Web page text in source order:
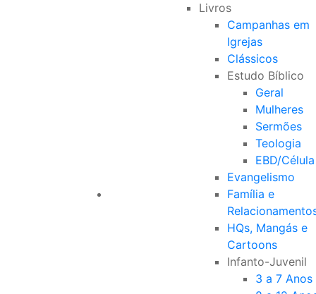
Livros
Campanhas em
Igrejas
Clássicos
Estudo Bíblico
Geral
Mulheres
Sermões
Teologia
EBD/Célula
Evangelismo
Família e
HQs, Mangás e
Cartoons
Infanto-Juvenil
3 a 7 Anos